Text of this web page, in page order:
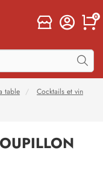
0
table
Cocktails et vin